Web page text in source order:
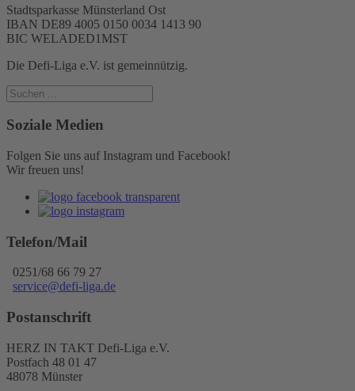
Stadtsparkasse Münsterland Ost
IBAN DE89 4005 0150 0034 1413 90
BIC WELADED1MST
Die Defi-Liga e.V. ist gemeinnützig.
Soziale Medien
Folgen Sie uns auf Instagram und Facebook!
Wir freuen uns!
Telefon/Mail
0251/68 66 79 27
service@defi-liga.de
Postanschrift
HERZ IN TAKT Defi-Liga e.V.
Postfach 48 01 47
48078 Münster